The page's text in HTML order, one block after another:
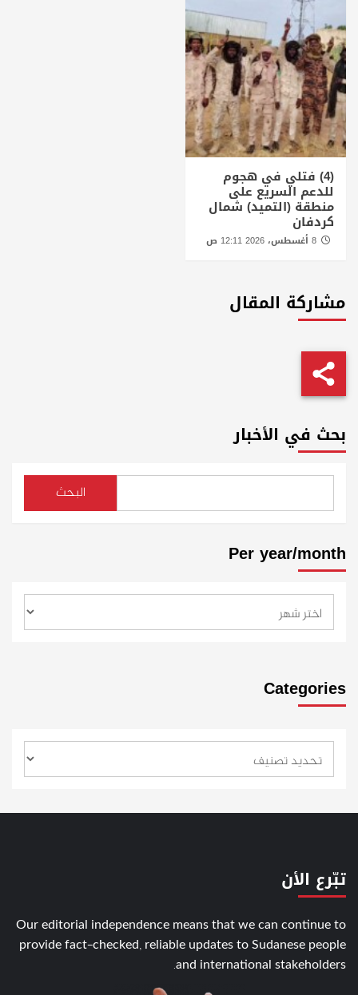
(4) فتلي في هجوم
للدعم السريع على
منطقة (التميد) شمال
كردفان
مشاركة المقال
بحث في الأخبار
البحث
Per year/month
Categories
تبّرع الأن
Our editorial independence means that we can continue to
provide fact-checked, reliable updates to Sudanese people
and international stakeholders.